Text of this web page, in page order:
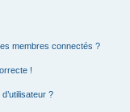
membres connectés ?
!
?